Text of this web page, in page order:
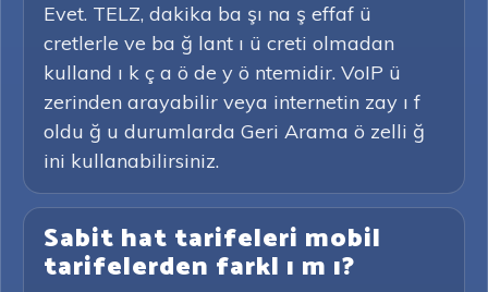
Evet. TELZ, dakika ba şı na ş effaf ü
cretlerle ve ba ğ lant ı ü creti olmadan
kulland ı k ç a ö de y ö ntemidir. VoIP ü
zerinden arayabilir veya internetin zay ı f
oldu ğ u durumlarda Geri Arama ö zelli ğ
ini kullanabilirsiniz.
Sabit hat tarifeleri mobil
tarifelerden farkl ı m ı?